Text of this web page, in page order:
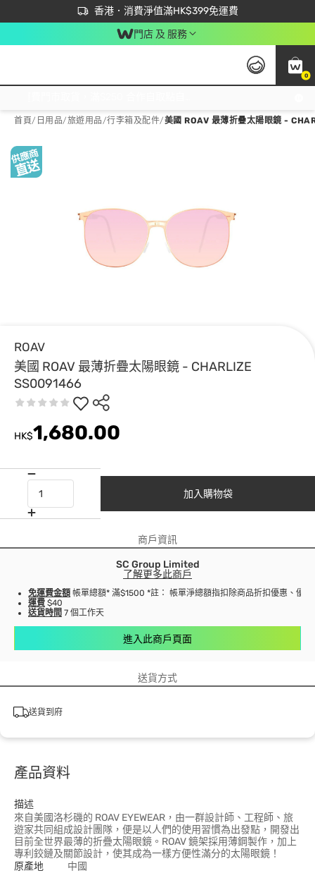
香港．消費淨值滿HK$399免運費
立即成為易賞錢會員盡享獨家優惠
首次APP下單買滿$450 輸入 NEWAPP 即減$50
門店 及 服務
0
首頁/ 日用品/旅遊用品/行李箱及配件/美國 ROAV 最薄折疊太陽眼鏡 -
ROAV
美國 ROAV 最薄折疊太陽眼鏡 - CHARLIZE
SS0091466
HK$1,680.00
加入購物袋
商戶資訊
SC Group Limited
了解更多此商戶
免運費金額 帳單總額* 滿$1500 *註： 帳單淨總額指扣除商品折扣優惠、優
運費 $40
送貨時間 7 個工作天
進入此商戶頁面
送貨方式
送貨到府
產品資料
描述
來自美國洛杉磯的 ROAV EYEWEAR，由一群設計師、工程師、旅
遊家共同組成設計團隊，便是以人們的使用習慣為出發點，開發出
目前全世界最薄的折疊太陽眼鏡。ROAV 鏡架採用薄鋼製作，加上
專利鉸鏈及關節設計，使其成為一樣方便性滿分的太陽眼鏡！
原產地
中國